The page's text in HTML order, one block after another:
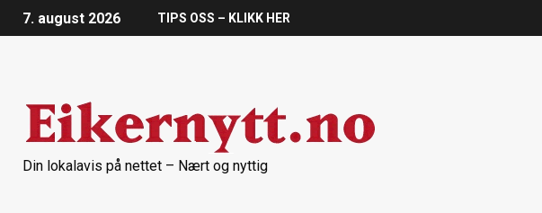
7. august 2026 TIPS OSS – KLIKK HER
Din lokalavis på nettet – Nært og nyttig